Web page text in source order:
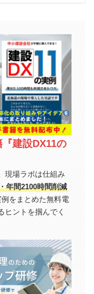
『建設DX11の
現場ラボは仕組み
年間2100時間削減
をまとめた無料電
ヒントを掴んでく